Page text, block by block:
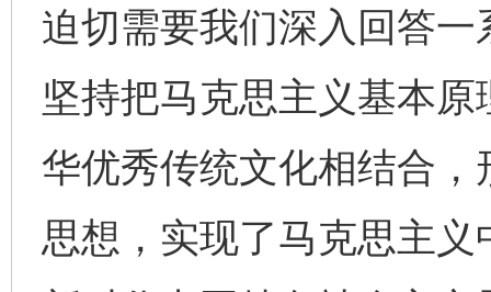
迫切需要我们深入回答
坚持把马克思主义基本
华优秀传统文化相结合
思想，实现了马克思主